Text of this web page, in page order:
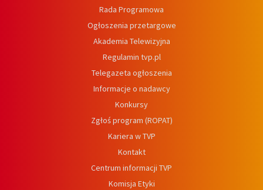
Rada Programowa
Ogłoszenia przetargowe
Akademia Telewizyjna
Regulamin tvp.pl
Telegazeta ogłoszenia
Informacje o nadawcy
Konkursy
Zgłoś program (ROPAT)
Kariera w TVP
Kontakt
Centrum informacji TVP
Komisja Etyki